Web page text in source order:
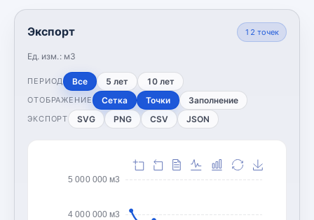
Экспорт
Ед. изм.: м3
12 точек
ПЕРИОД Все 5 лет 10 лет
ОТОБРАЖЕНИЕ Сетка Точки Заполнение
ЭКСПОРТ SVG PNG CSV JSON
4 000 000 м3
5 000 000 м3